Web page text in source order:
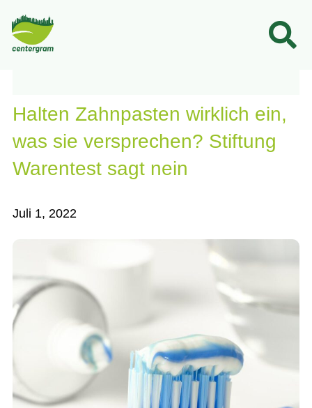
Hal­ten Zahn­pas­ten wirk­lich ein,
was sie ver­spre­chen? Stif­tung
Waren­test sagt nein
Juli 1, 2022